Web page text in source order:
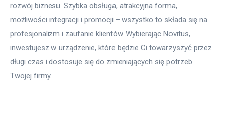
rozwój biznesu. Szybka obsługa, atrakcyjna forma,
możliwości integracji i promocji – wszystko to składa się na
profesjonalizm i zaufanie klientów. Wybierając Novitus,
inwestujesz w urządzenie, które będzie Ci towarzyszyć przez
długi czas i dostosuje się do zmieniających się potrzeb
Twojej firmy.